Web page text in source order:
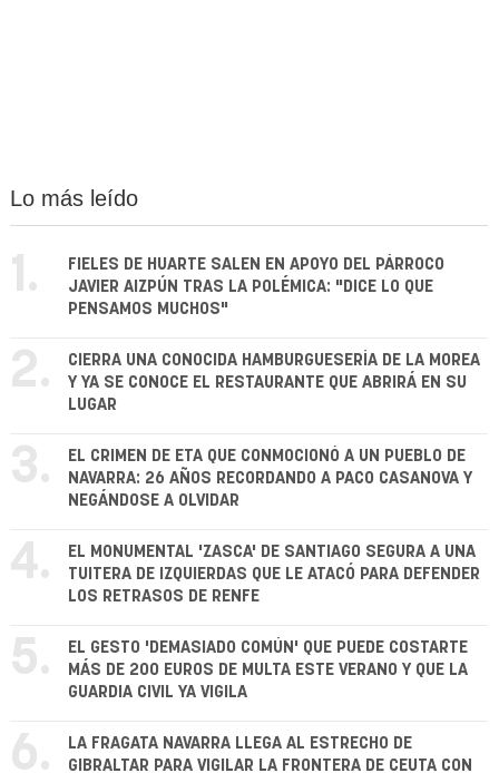
Lo más leído
1.
FIELES DE HUARTE SALEN EN APOYO DEL PÁRROCO
JAVIER AIZPÚN TRAS LA POLÉMICA: "DICE LO QUE
PENSAMOS MUCHOS"
2.
CIERRA UNA CONOCIDA HAMBURGUESERÍA DE LA MOREA
Y YA SE CONOCE EL RESTAURANTE QUE ABRIRÁ EN SU
LUGAR
3.
EL CRIMEN DE ETA QUE CONMOCIONÓ A UN PUEBLO DE
NAVARRA: 26 AÑOS RECORDANDO A PACO CASANOVA Y
NEGÁNDOSE A OLVIDAR
4.
EL MONUMENTAL 'ZASCA' DE SANTIAGO SEGURA A UNA
TUITERA DE IZQUIERDAS QUE LE ATACÓ PARA DEFENDER
LOS RETRASOS DE RENFE
5.
EL GESTO 'DEMASIADO COMÚN' QUE PUEDE COSTARTE
MÁS DE 200 EUROS DE MULTA ESTE VERANO Y QUE LA
GUARDIA CIVIL YA VIGILA
6.
LA FRAGATA NAVARRA LLEGA AL ESTRECHO DE
GIBRALTAR PARA VIGILAR LA FRONTERA DE CEUTA CON